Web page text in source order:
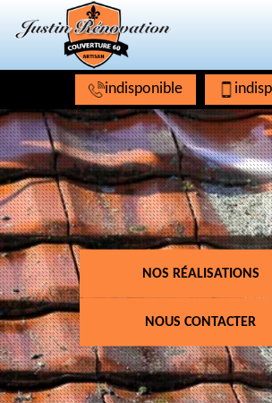
indisponible
NOS RÉALISATIONS
NOUS CONTACTER